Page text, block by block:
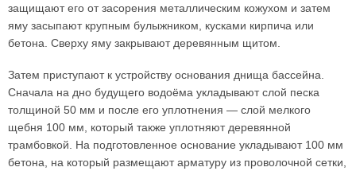
защищают его от засорения металлическим кожухом и затем
яму засыпают крупным булыжником, кусками кирпича или
бетона. Сверху яму закрывают деревянным щитом.
Затем приступают к устройству основания днища бассейна.
Сначала на дно будущего водоёма укладывают слой песка
толщиной 50 мм и после его уплотнения — слой мелкого
щебня 100 мм, который также уплотняют деревянной
трамбовкой. На подготовленное основание укладывают 100 мм
бетона, на который размещают арматуру из проволочной сетки,